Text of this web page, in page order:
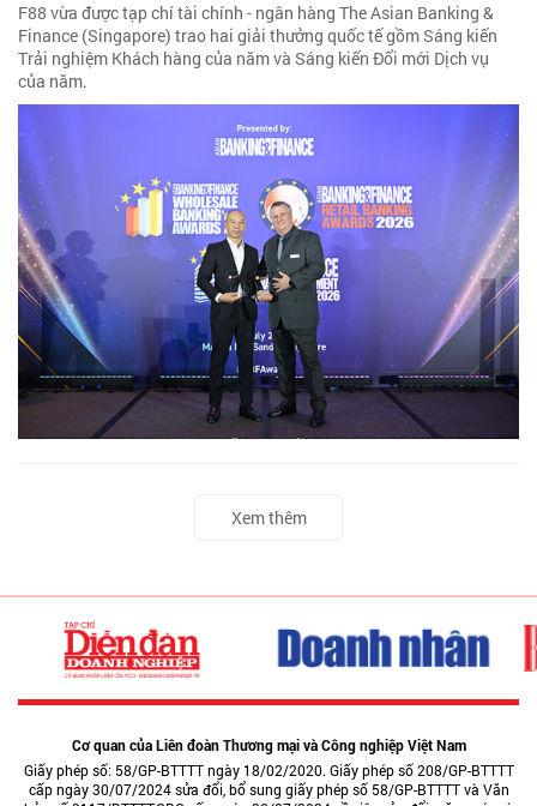
F88 vừa được tạp chí tài chính - ngân hàng The Asian Banking &
Finance (Singapore) trao hai giải thưởng quốc tế gồm Sáng kiến
Trải nghiệm Khách hàng của năm và Sáng kiến Đổi mới Dịch vụ
của năm.
Xem thêm
Cơ quan của Liên đoàn Thương mại và Công nghiệp Việt Nam
Giấy phép số: 58/GP-BTTTT ngày 18/02/2020. Giấy phép số 208/GP-BTTTT
cấp ngày 30/07/2024 sửa đổi, bổ sung giấy phép số 58/GP-BTTTT và Văn